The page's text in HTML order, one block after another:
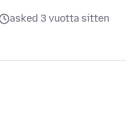
asked 3 vuotta sitten